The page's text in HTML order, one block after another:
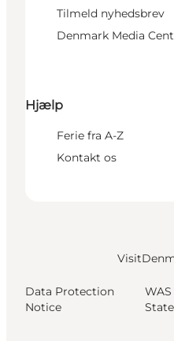
Tilmeld nyhedsbrev
Denmark Media
Hjælp
Ferie fra A-Z
Kontakt os
Data Protection
Notice